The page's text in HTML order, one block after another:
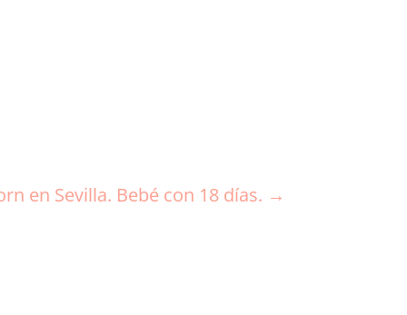
en Sevilla. Bebé con 18 días. →